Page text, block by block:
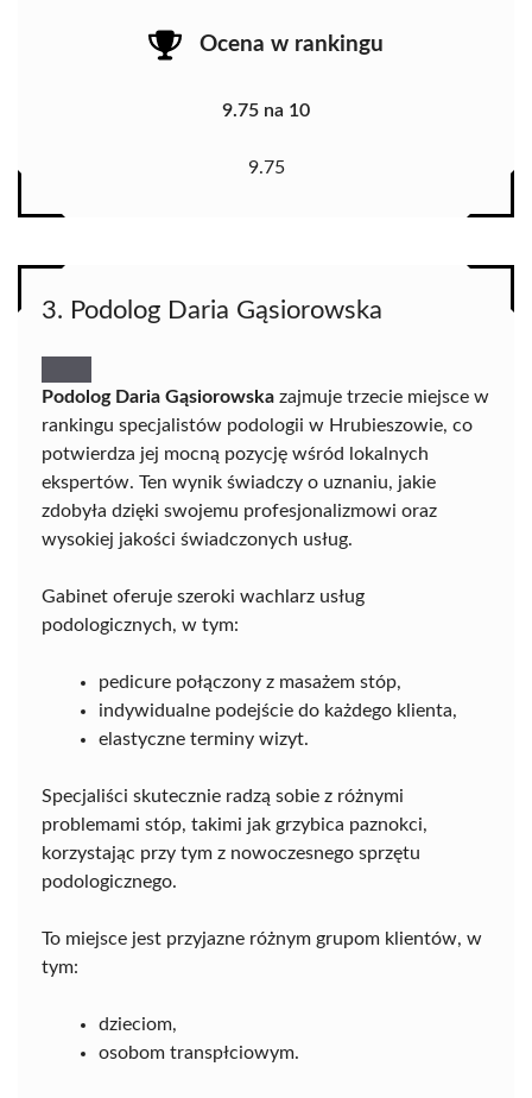
Ocena w rankingu
9.75 na 10
9.75
3. Podolog Daria Gąsiorowska
Podolog Daria Gąsiorowska zajmuje trzecie miejsce w
rankingu specjalistów podologii w Hrubieszowie, co
potwierdza jej mocną pozycję wśród lokalnych
ekspertów. Ten wynik świadczy o uznaniu, jakie
zdobyła dzięki swojemu profesjonalizmowi oraz
wysokiej jakości świadczonych usług.
Gabinet oferuje szeroki wachlarz usług
podologicznych, w tym:
pedicure połączony z masażem stóp,
indywidualne podejście do każdego klienta,
elastyczne terminy wizyt.
Specjaliści skutecznie radzą sobie z różnymi
problemami stóp, takimi jak grzybica paznokci,
korzystając przy tym z nowoczesnego sprzętu
podologicznego.
To miejsce jest przyjazne różnym grupom klientów, w
tym:
dzieciom,
osobom transpłciowym.